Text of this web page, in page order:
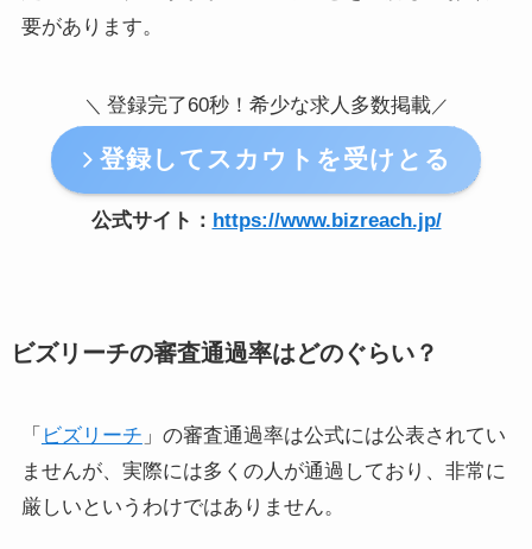
要があります。
＼ 登録完了60秒！希少な求人多数掲載／
登録してスカウトを受けとる
公式サイト： https://www.bizreach.jp/
ビズリーチの審査通過率はどのぐらい？
「 ビズリーチ 」の審査通過率は公式には公表されてい
ませんが、実際には多くの人が通過しており、非常に
厳しいというわけではありません。